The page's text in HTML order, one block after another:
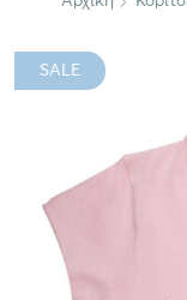
SALE